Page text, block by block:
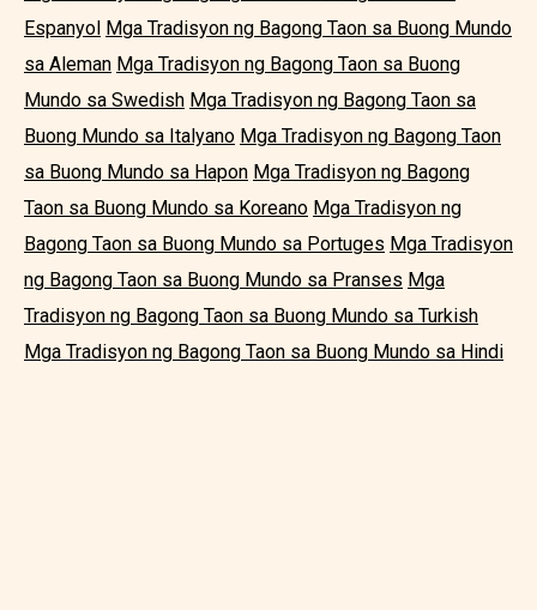
Espanyol Mga Tradisyon ng Bagong Taon sa Buong Mundo
sa Aleman Mga Tradisyon ng Bagong Taon sa Buong
Mundo sa Swedish Mga Tradisyon ng Bagong Taon sa
Buong Mundo sa Italyano Mga Tradisyon ng Bagong Taon
sa Buong Mundo sa Hapon Mga Tradisyon ng Bagong
Taon sa Buong Mundo sa Koreano Mga Tradisyon ng
Bagong Taon sa Buong Mundo sa Portuges Mga Tradisyon
ng Bagong Taon sa Buong Mundo sa Pranses Mga
Tradisyon ng Bagong Taon sa Buong Mundo sa Turkish
Mga Tradisyon ng Bagong Taon sa Buong Mundo sa Hindi